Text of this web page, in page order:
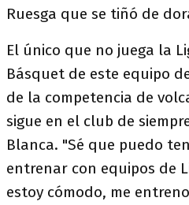
Ruesga que se tiñó de
El único que no juega la
Básquet de este equipo
de la competencia de
sigue en el club de
Blanca. "Sé que puedo
entrenar con equipos de
estoy cómodo, me